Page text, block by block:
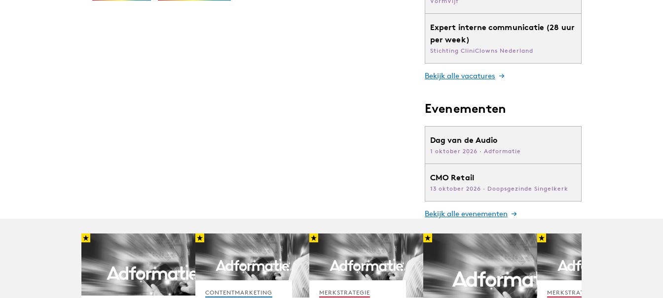
Expert interne communicatie (28 uur
per week)
Stichting CliniClowns Nederland
Bekijk alle vacatures
Evenementen
Dag van de Audio
1 oktober 2026 · Adformatie
CMO Retail
13 oktober 2026 · Doopsgezinde Singelkerk
Bekijk alle evenementen
CONTENTMARKETING MERKSTRATEGIE MERKSTRATEGIE